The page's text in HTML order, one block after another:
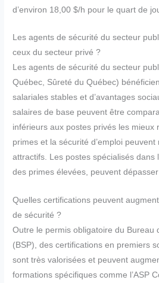
d’environ 18,00 $/h pour le quart de
Les agents de sécurité du secteur
ceux du secteur privé ?
Les agents de sécurité du secteur
Québec, Sûreté du Québec)
salariales stables et d’avantages
salaires de base peuvent être
inférieurs aux postes privés les mieux
primes et la sécurité d’emploi
attractifs. Les postes spécialisés dans
des primes élevées, peuvent
Quelles certifications peuvent
de sécurité ?
Outre le permis obligatoire du Bureau
(BSP), des certifications en premiers
sont très valorisées et peuvent
formations spécifiques comme l’ASP